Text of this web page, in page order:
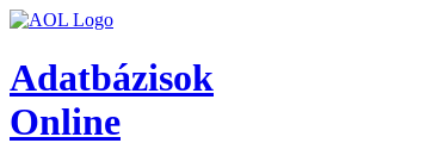
Adatbázisok
Online